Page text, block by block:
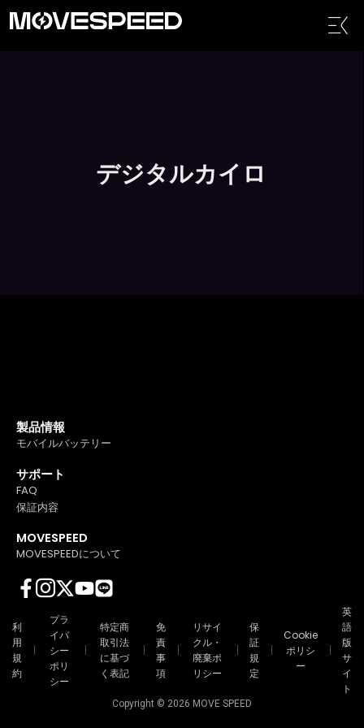
内
容
メ
ニ
デジタルカイロ
製品情報
モバイルバッテリー
サポート
FAQ
保証内容
MOVESPEED
MOVESPEEDについて
利
用
規
約
プラ
イバ
シー
ポリ
シー
特定商
取引法
に基づ
く表記
免
責
事
項
リサイ
クル・
廃棄ポ
リシー
保
証
規
定
Cookie
ポリシ
ー
英
語
版
サ
イ
ト
Copyright © 2026 MOVE SPEED